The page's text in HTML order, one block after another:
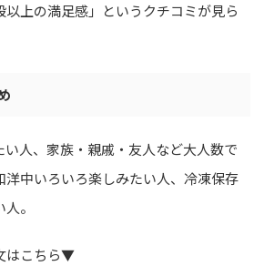
上の満足感」というクチコミが見ら
人、家族・親戚・友人など大人数で
洋中いろいろ楽しみたい人、冷凍保存
。
はこちら▼